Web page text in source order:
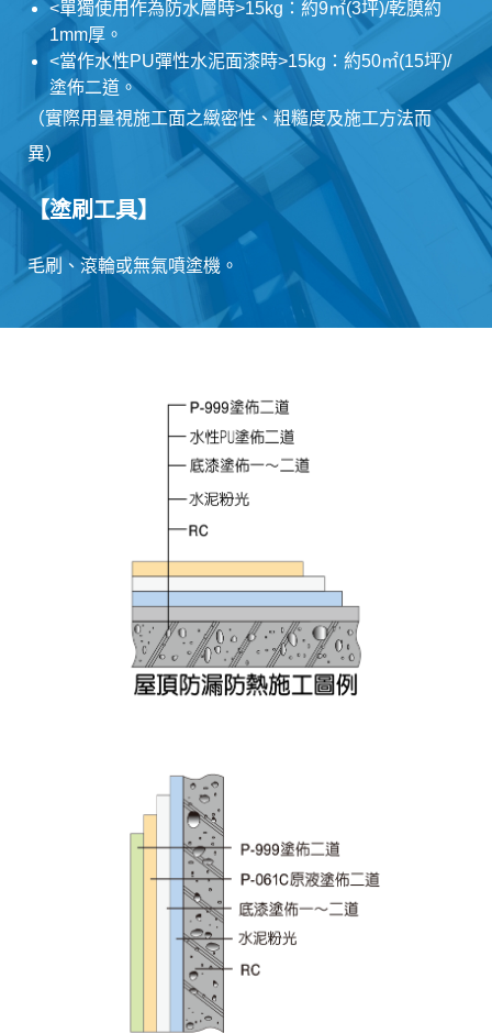
<單獨使用作為防水層時>15kg：約9㎡(3坪)/乾膜約
1mm厚。
<當作水性PU彈性水泥面漆時>15kg：約50㎡(15坪)/
塗佈二道。
（實際用量視施工面之緻密性、粗糙度及施工方法而
異）
【塗刷工具】
毛刷、滾輪或無氣噴塗機。